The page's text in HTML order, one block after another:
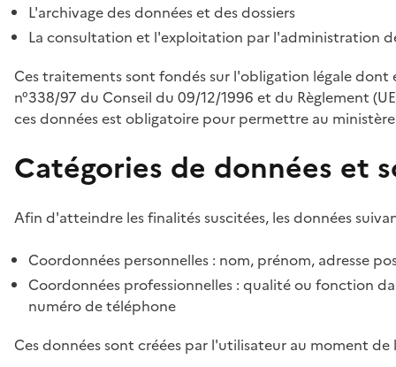
L'archivage des données et des dossiers
La consultation et l'exploitation par l'administration
Ces traitements sont fondés sur l'obligation légale
n°338/97 du Conseil du 09/12/1996 et du Règlement
ces données est obligatoire pour permettre au
Catégories de données et
Afin d'atteindre les finalités suscitées, les données
Coordonnées personnelles : nom, prénom, adresse
Coordonnées professionnelles : qualité ou fonction
numéro de téléphone
Ces données sont créées par l'utilisateur au moment